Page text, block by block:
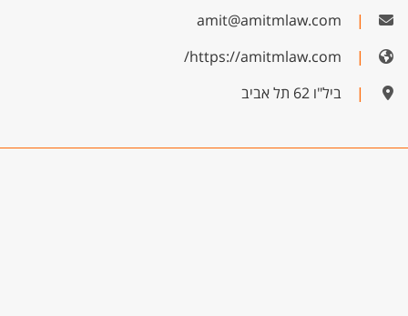
|
amit@amitmlaw.com
|
https://amitmlaw.com/
|
ביל"ו 62 תל אביב